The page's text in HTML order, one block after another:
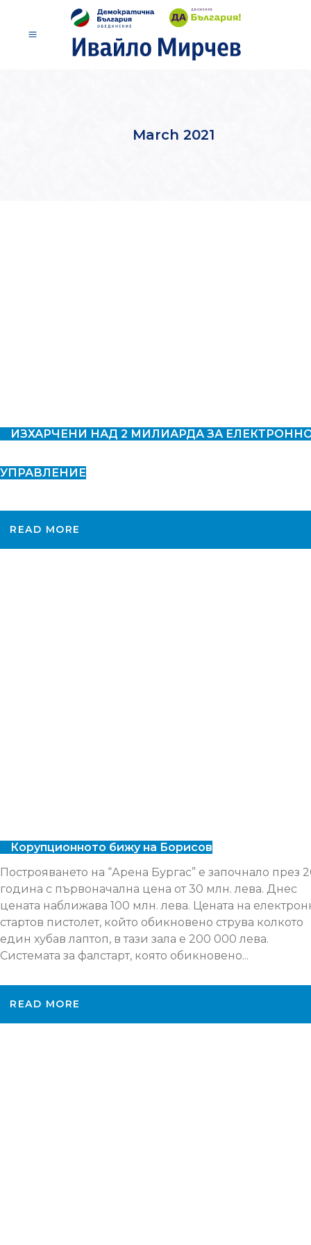
March 2021
ИЗХАРЧЕНИ НАД 2 МИЛИАРДА ЗА
УПРАВЛЕНИЕ
READ MORE
Корупционното бижу на Борисов
Построяването на “Арена Бургас” е започнало през
година с първоначална цена от 30 млн. лева. Днес
цената наближава 100 млн. лева. Цената на
стартов пистолет, който обикновено струва колкото
един хубав лаптоп, в тази зала е 200 000 лева.
Системата за фалстарт, която обикновено...
READ MORE